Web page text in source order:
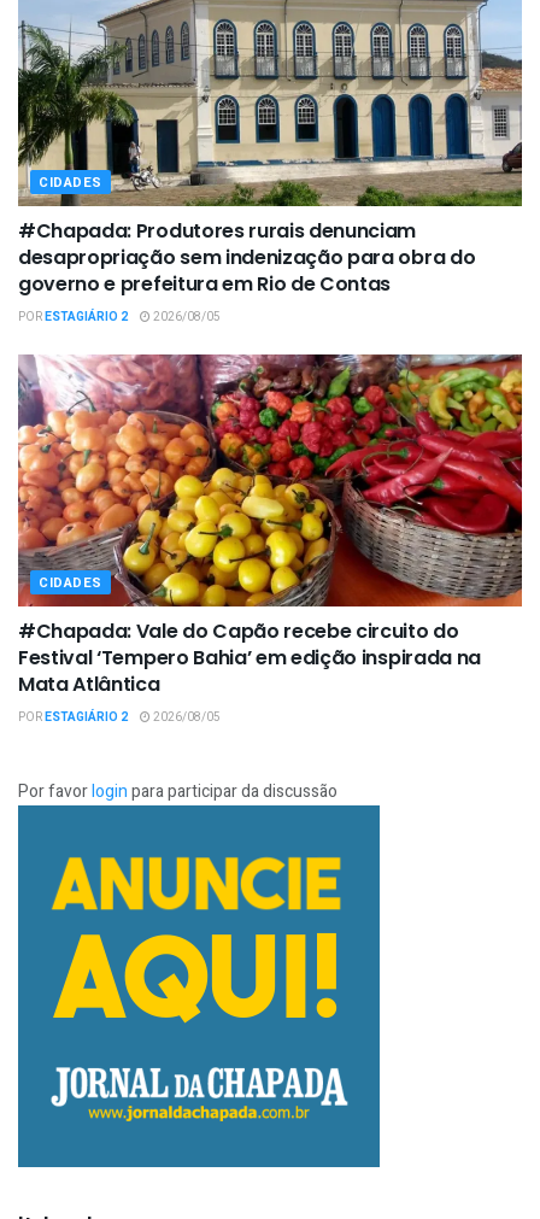
CIDADES
#Chapada: Produtores rurais denunciam
desapropriação sem indenização para obra do
governo e prefeitura em Rio de Contas
PORESTAGIÁRIO 2 2026/08/05
CIDADES
#Chapada: Vale do Capão recebe circuito do
Festival ‘Tempero Bahia’ em edição inspirada na
Mata Atlântica
PORESTAGIÁRIO 2 2026/08/05
Por favorloginpara participar da discussão